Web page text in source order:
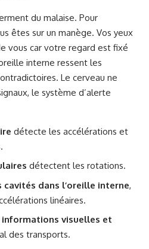
du malaise. Pour
êtes sur un manège. Vos yeux
vous car votre regard est fixé
interne ressent les
Le cerveau ne
le système d’alerte
détecte les accélérations et
détectent les rotations.
dans l’oreille interne,
linéaires.
visuelles et
des transports.